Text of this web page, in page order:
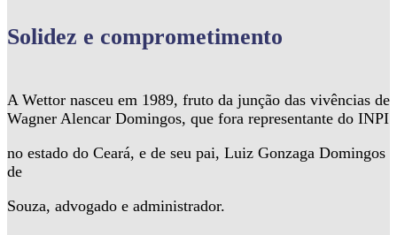
Solidez e comprometimento
A Wettor nasceu em 1989, fruto da junção das vivências de
Wagner Alencar Domingos, que fora representante do INPI
no estado do Ceará, e de seu pai, Luiz Gonzaga Domingos
de
Souza, advogado e administrador.